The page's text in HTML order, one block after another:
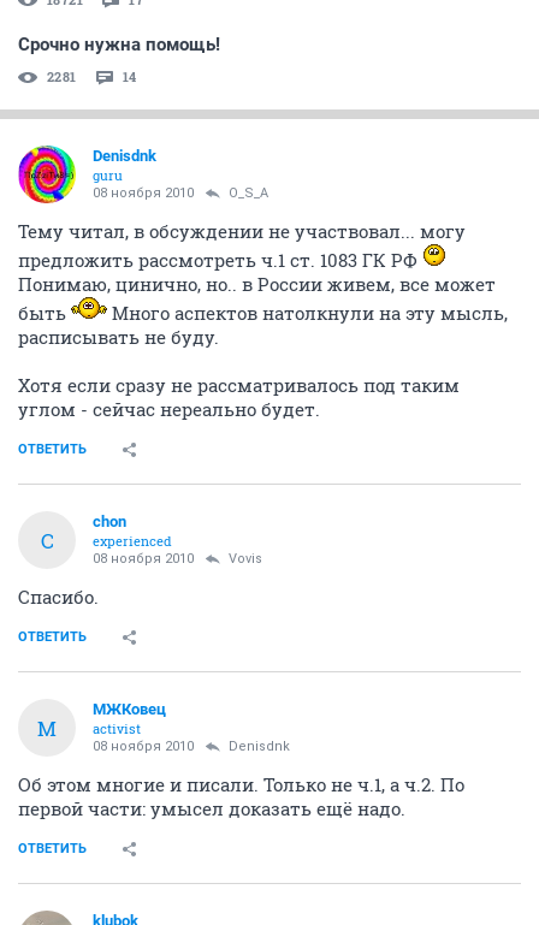
Срочно нужна помощь!
2281 14
Denisdnk
guru
08 ноября 2010 O_S_A
Тему читал, в обсуждении не участвовал... могу
предложить рассмотреть ч.1 ст. 1083 ГК РФ
Понимаю, цинично, но.. в России живем, все может
быть
Много аспектов натолкнули на эту мысль,
расписывать не буду.
Хотя если сразу не рассматривалось под таким
углом - сейчас нереально будет.
ОТВЕТИТЬ
C
chon
experienced
08 ноября 2010 Vovis
Спасибо.
ОТВЕТИТЬ
М
МЖКовец
activist
08 ноября 2010 Denisdnk
Об этом многие и писали. Только не ч.1, а ч.2. По
первой части: умысел доказать ещё надо.
ОТВЕТИТЬ
klubok